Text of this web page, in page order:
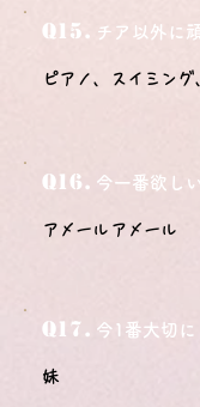
Q15. チア以外に
ピアノ、スイミング
Q16. 今一番欲し
アメールアメール
Q17. 今1番大切に
妹